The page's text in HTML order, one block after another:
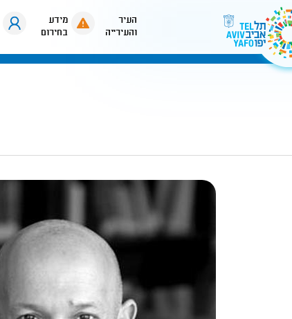
העיר
והעירייה
מידע
בחירום